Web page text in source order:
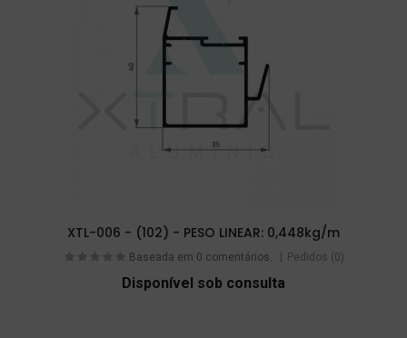
XTL-006 - (102) - PESO LINEAR: 0,448kg/m
Baseada em 0 comentários. Pedidos (0)
Disponível sob consulta